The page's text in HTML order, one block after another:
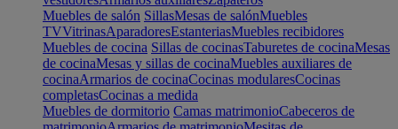
Muebles de salón SillasMesas de salónMuebles
TVVitrinasAparadoresEstanteriasMuebles recibidores
Muebles de cocina Sillas de cocinasTaburetes de cocinaMesas
de cocinaMesas y sillas de cocinaMuebles auxiliares de
cocinaArmarios de cocinaCocinas modularesCocinas
completasCocinas a medida
Muebles de dormitorio Camas matrimonioCabeceros de